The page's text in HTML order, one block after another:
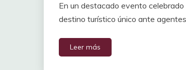
En un destacado evento
destino turístico único ante
Leer más